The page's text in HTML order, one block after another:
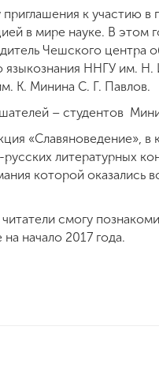
к участию в
в мире науке. В этом
Чешского центра
языкознания ННГУ им.
К. Минина С. Г. Павлов.
– студентов
«Славяноведение», в
литературных
которой оказались
смогу
начало 2017 года.